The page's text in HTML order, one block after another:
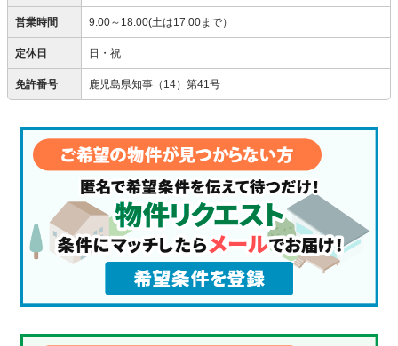
営業時間 9:00～18:00(土は17:00まで）
定休日 日・祝
免許番号 鹿児島県知事（14）第41号